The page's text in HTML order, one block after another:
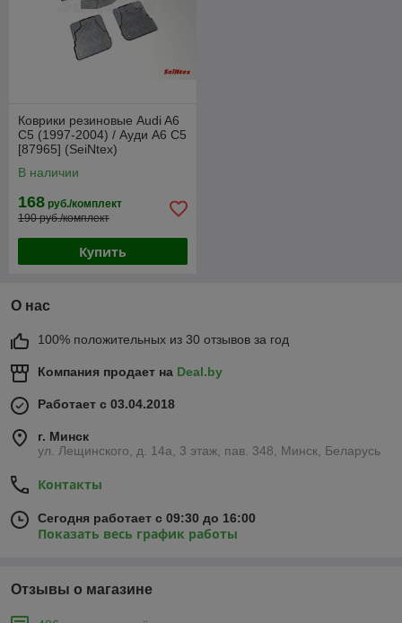
Коврики резиновые Audi A6
C5 (1997-2004) / Ауди А6 С5
[87965] (SeiNtex)
В наличии
168 руб./комплект
190 руб./комплект
Купить
О нас
100% положительных из 30 отзывов за год
Компания продает на Deal.by
Работает с 03.04.2018
г. Минск
ул. Лещинского, д. 14а, 3 этаж, пав. 348, Минск, Беларусь
Контакты
Сегодня работает с 09:30 до 16:00
Показать весь график работы
Отзывы о магазине